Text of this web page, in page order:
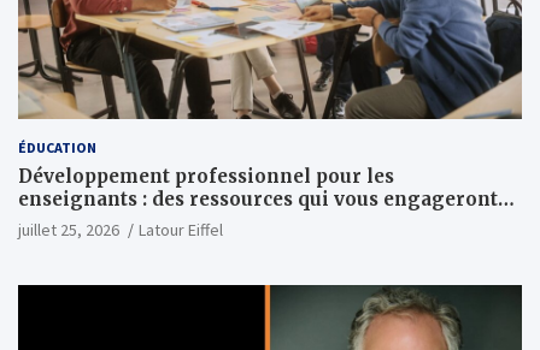
ÉDUCATION
Développement professionnel pour les
enseignants : des ressources qui vous engageront
vraiment
juillet 25, 2026 Latour Eiffel